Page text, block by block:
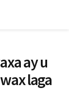
ay u
laga